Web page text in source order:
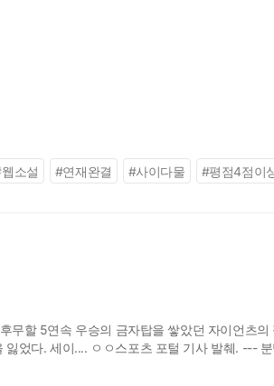
웹소설 #연재완결 #사이다물 #평점4점이
무할 5연속 우승의 금자탑을 쌓았던 자이언츠
었다. 세이.... ㅇㅇ스포츠 포털 기사 발췌. ---
령 회색 늑대 기사단장 윌리엄